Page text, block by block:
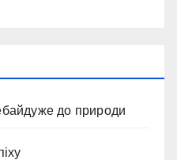
до природи